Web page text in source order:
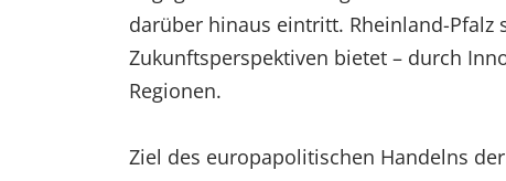
darüber hinaus eintritt. Rheinland-Pfalz
Zukunftsperspektiven bietet – durch
Regionen.
Ziel des europapolitischen Handelns